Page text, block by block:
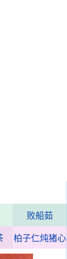
败船茹
柏子仁炖猪心